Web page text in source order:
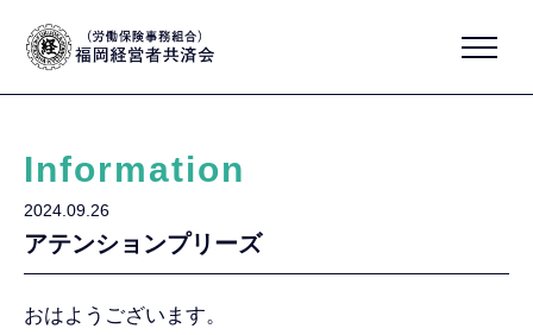
Information
2024.09.26
アテンションプリーズ
おはようございます。